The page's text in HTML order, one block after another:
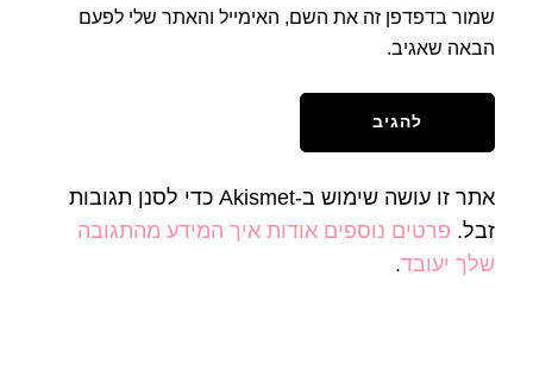
שמור בדפדפן זה את השם, האימייל והאתר שלי לפעם
הבאה שאגיב.
אתר זו עושה שימוש ב-Akismet כדי לסנן תגובות
זבל. פרטים נוספים אודות איך המידע מהתגובה
שלך יעובד.